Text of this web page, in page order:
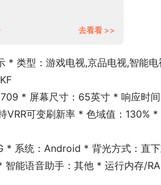
去看看 >>
* 类型：游戏电视,京品电视,智能
* 屏幕尺寸：65英寸 * 响应时
可变刷新率 * 色域值：130% *
系统：Android * 背光方式：直
能语音助手：其他 * 运行内存/